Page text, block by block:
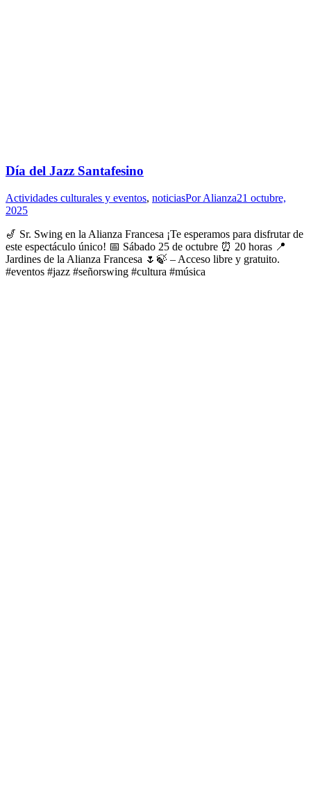
Día del Jazz Santafesino
Actividades culturales y eventos, noticiasPorAlianza21 octubre,
2025
🎷 Sr. Swing en la Alianza Francesa ¡Te esperamos para disfrutar de
este espectáculo único! 📅 Sábado 25 de octubre ⏰️ 20 horas 📍
Jardines de la Alianza Francesa 🌷🍃 – Acceso libre y gratuito.
#eventos #jazz #señorswing #cultura #música